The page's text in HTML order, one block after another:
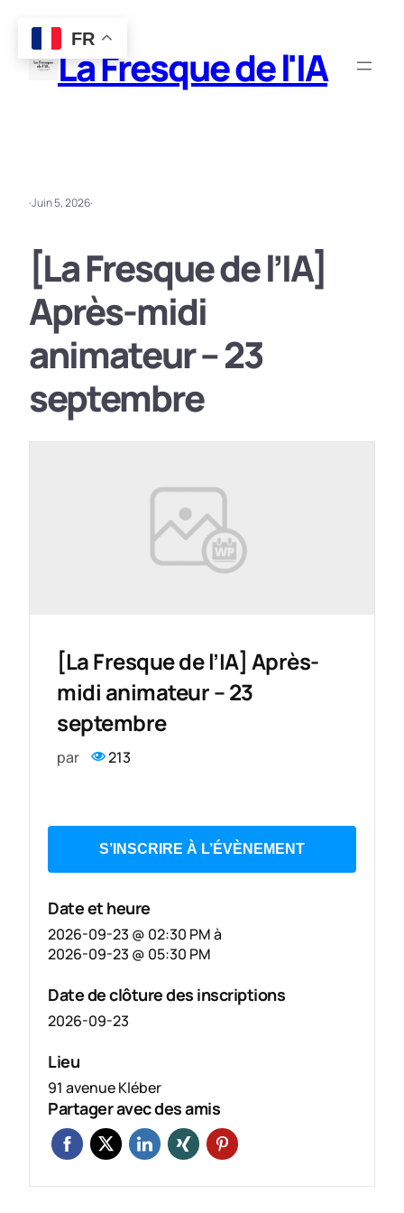
contenuLa Fresque de l'IA
·Juin 5, 2026·
[La Fresque de l’IA]
Après-midi
animateur – 23
septembre
[La Fresque de l’IA] Après-
midi animateur – 23
septembre
par 213
S’INSCRIRE À L’ÉVÈNEMENT
Date et heure
2026-09-23 @ 02:30 PMà
2026-09-23 @ 05:30 PM
Date de clôture des inscriptions
2026-09-23
Lieu
91 avenue Kléber
Partager avec des amis
FR